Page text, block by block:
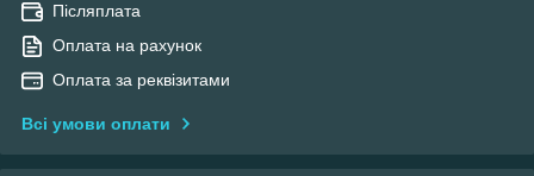
Післяплата
Оплата на рахунок
Оплата за реквізитами
Всі умови оплати